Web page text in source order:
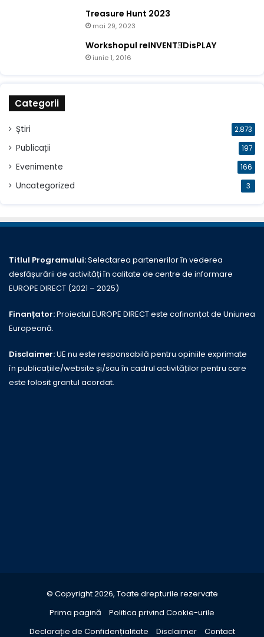
Treasure Hunt 2023
mai 29, 2023
Workshopul reINVENTƎDisPLAY
iunie 1, 2016
Categorii
Știri 2.873
Publicații 197
Evenimente 166
Uncategorized 3
Titlul Programului:Selectarea partenerilor în vederea
desfășurării de activități în calitate de centre de informare
EUROPE DIRECT (2021 – 2025)
Finanțator:Proiectul EUROPE DIRECT este cofinanțat de Uniunea
Europeană.
Disclaimer:UE nu este responsabilă pentru opiniile exprimate
în publicațiile/website și/sau în cadrul activităților pentru care
este folosit grantul acordat.
© Copyright 2026, Toate drepturile rezervate
Prima pagină
Politica privind Cookie-urile
Declarație de Confidențialitate
Disclaimer Contact